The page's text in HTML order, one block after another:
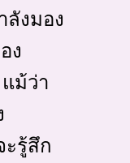
ลังมอง
ง
ม้ว่า
ะรู้สึก